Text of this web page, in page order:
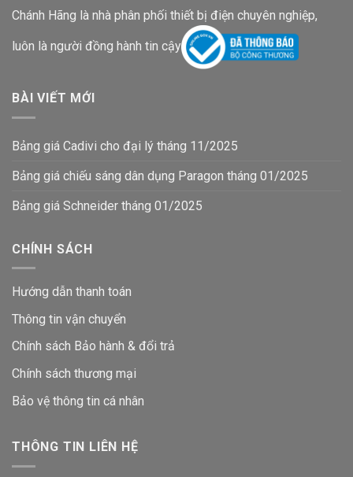
Chánh Hãng là nhà phân phối thiết bị điện chuyên nghiệp,
luôn là người đồng hành tin cậy
BÀI VIẾT MỚI
Bảng giá Cadivi cho đại lý tháng 11/2025
Bảng giá chiếu sáng dân dụng Paragon tháng 01/2025
Bảng giá Schneider tháng 01/2025
CHÍNH SÁCH
Hướng dẫn thanh toán
Thông tin vận chuyển
Chính sách Bảo hành & đổi trả
Chính sách thương mại
Bảo vệ thông tin cá nhân
THÔNG TIN LIÊN HỆ